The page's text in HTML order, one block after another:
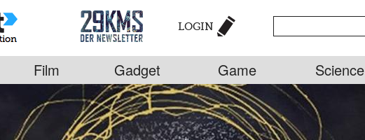
LOGIN
Film Gadget Game Science